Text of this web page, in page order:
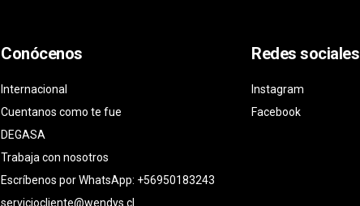
Conócenos
Internacional
Cuentanos como te fue
DEGASA
Trabaja con nosotros
Escríbenos por WhatsApp: +56950183243
serviciocliente@wendys.cl
Redes sociales
Instagram
Facebook